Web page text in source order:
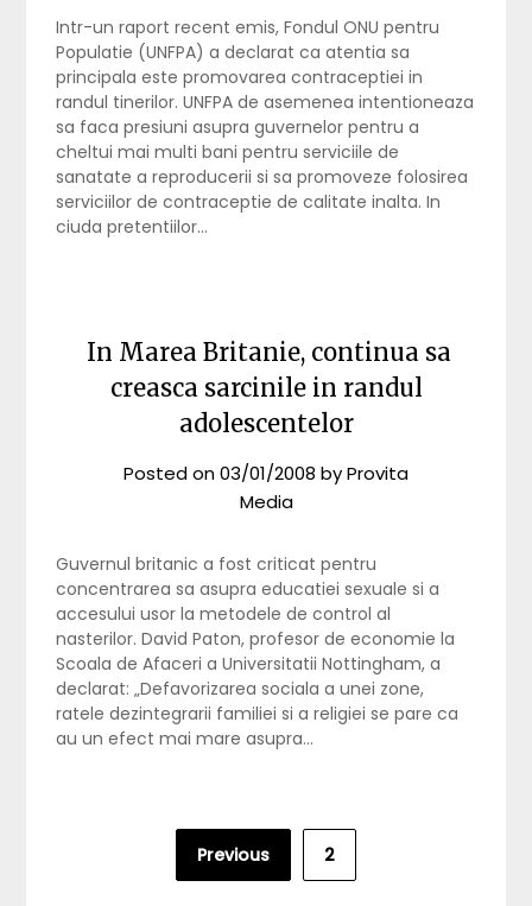
Intr-un raport recent emis, Fondul ONU pentru
Populatie (UNFPA) a declarat ca atentia sa
principala este promovarea contraceptiei in
randul tinerilor. UNFPA de asemenea intentioneaza
sa faca presiuni asupra guvernelor pentru a
cheltui mai multi bani pentru serviciile de
sanatate a reproducerii si sa promoveze folosirea
serviciilor de contraceptie de calitate inalta. In
ciuda pretentiilor…
In Marea Britanie, continua sa
creasca sarcinile in randul
adolescentelor
Posted on03/01/2008 byProvita
Media
Guvernul britanic a fost criticat pentru
concentrarea sa asupra educatiei sexuale si a
accesului usor la metodele de control al
nasterilor. David Paton, profesor de economie la
Scoala de Afaceri a Universitatii Nottingham, a
declarat: „Defavorizarea sociala a unei zone,
ratele dezintegrarii familiei si a religiei se pare ca
au un efect mai mare asupra…
pagination
Previous 2